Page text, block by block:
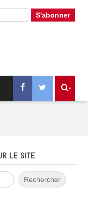
LE SITE